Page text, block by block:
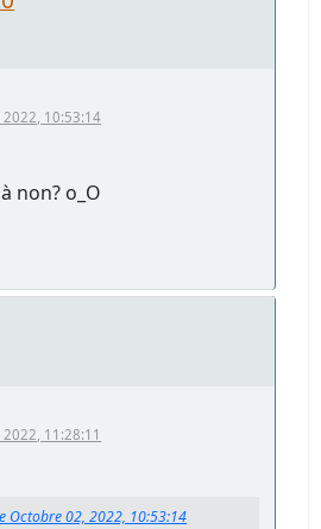
10:53:14
non? o_O
11:28:11
Octobre 02, 2022, 10:53:14